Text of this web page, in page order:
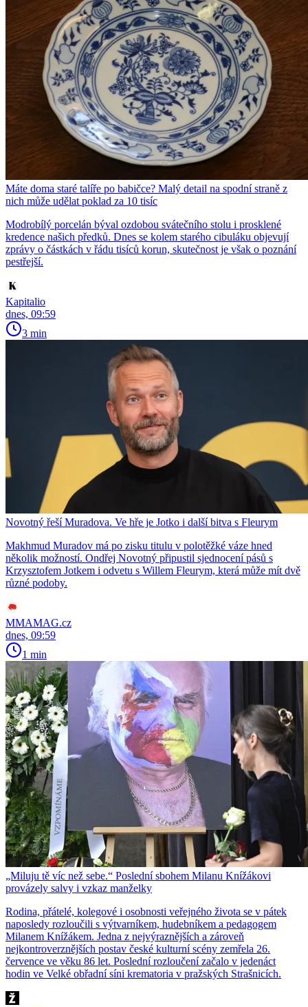
Máte doma staré talíře po babičce? Malý detail na spodní straně z
nich může udělat poklad za 10 tisíc
Modrobílý porcelán býval ozdobou svátečního stolu i prosklené
kredence našich předků. Dnes se kolem starého cibuláku objevují
zprávy o částkách v řádu tisíců korun, skutečnost je však o poznání
pestřejší.
Kapitalio
dnes, 09:59
3 min
Novotný řeší Muradova. Ve hře je Jotko i další bitva s Fleurym
Makhmud Muradov má po zisku titulu v polotěžké váze hned
několik možností. Ondřej Novotný připustil sjednocení pásů s
Krzysztofem Jotkem i odvetu s Willem Fleurym, která může mít dvě
různé podoby.
MMAMAG.cz
dnes, 09:59
1 min
„Miluju tě víc než sebe.“ Poslední sbohem Milanu Knížákovi
provázely salvy i vzkaz manželky
Rodina, přátelé, kolegové i osobnosti veřejného života se v pátek
naposledy rozloučili s výtvarníkem, hudebníkem a pedagogem
Milanem Knížákem. Jedna z nejvýraznějších a zároveň
nejkontroverznějších postav české kulturní scény zemřela 26.
července ve věku 86 let. Poslední rozloučení začalo v jedenáct
hodin ve Velké obřadní síni krematoria v pražských Strašnicích.